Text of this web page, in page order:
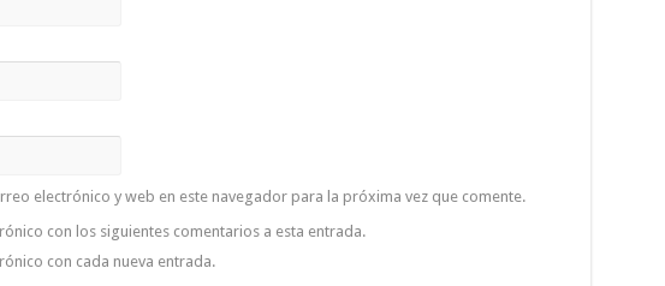
electrónico y web en este navegador para la próxima vez que comente.
con los siguientes comentarios a esta entrada.
con cada nueva entrada.